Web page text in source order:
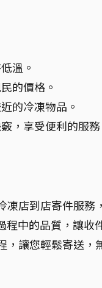
溫。
的價格。
的冷凍物品。
，享受便利的服
凍店到店寄件服務
程中的品質，讓收
，讓您輕鬆寄送，